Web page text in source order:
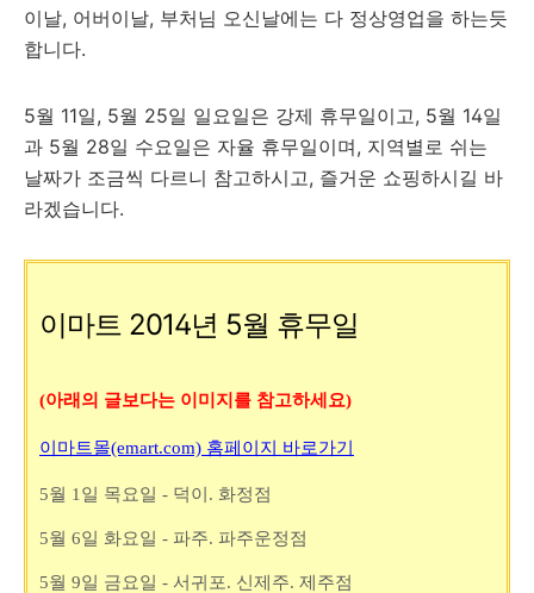
이날, 어버이날, 부처님 오신날에는 다 정상영업을 하는듯
합니다.
5월 11일, 5월 25일 일요일은 강제 휴무일이고, 5월 14일
과 5월 28일 수요일은 자율 휴무일이며, 지역별로 쉬는
날짜가 조금씩 다르니 참고하시고, 즐거운 쇼핑하시길 바
라겠습니다.
이마트 2014년 5월 휴무일
(아래의 글보다는 이미지를 참고하세요)
이마트몰(emart.com) 홈페이지 바로가기
5월 1일 목요일 - 덕이. 화정점
5월 6일 화요일 - 파주. 파주운정점
5월 9일 금요일 - 서귀포. 신제주. 제주점